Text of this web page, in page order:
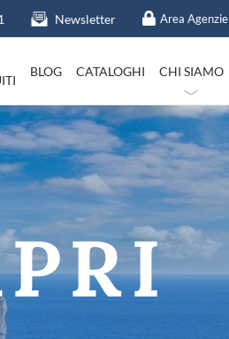
Newsletter Area Agenzie
in evidenza
Lazio
BLOG CATALOGHI CHI SIAMO